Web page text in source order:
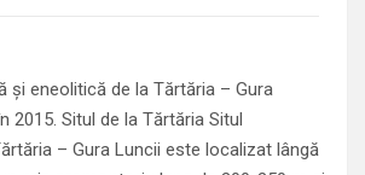
şi eneolitică de la Tărtăria – Gura
2015. Situl de la Tărtăria Situl
– Gura Luncii este localizat lângă